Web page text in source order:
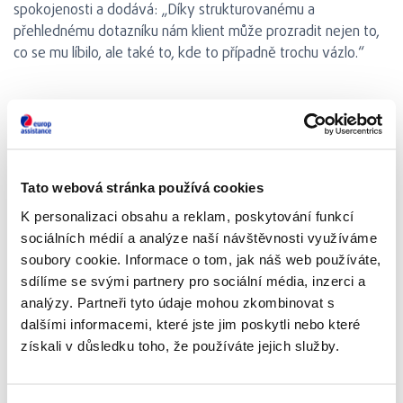
Tato webová stránka používá cookies
K personalizaci obsahu a reklam, poskytování funkcí
sociálních médií a analýze naší návštěvnosti využíváme
soubory cookie. Informace o tom, jak náš web používáte,
sdílíme se svými partnery pro sociální média, inzerci a
analýzy. Partneři tyto údaje mohou zkombinovat s
dalšími informacemi, které jste jim poskytli nebo které
získali v důsledku toho, že používáte jejich služby.
spokojenosti a dodává: „Díky strukturovanému a
přehlednému dotazníku nám klient může prozradit nejen to,
co se mu líbilo, ale také to, kde to případně trochu vázlo.“
CO DÁL?
Na čísla se kouká hezky, obzvlášť pokud jsou příznivá a mají
pozitivní trend. V oblasti měření zákaznické spokojenosti
dosahujeme průběžné vysokých hodnot a stále se
zlepšujeme. Ukolébat se však nenecháme a usnout na
vavřínech rozhodně nechceme. „I jedna nespokojenost může
ve vavřínovém háji způsobit velký požár,“ pokračuje Petra a